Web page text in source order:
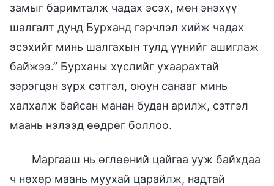
замыг баримталж чадах эсэх, мөн энэхүү
шалгалт дунд Бурханд гэрчлэл хийж чадах
эсэхийг минь шалгахын тулд үүнийг ашиглаж
байжээ.” Бурханы хүслийг ухаарахтай
зэрэгцэн зүрх сэтгэл, оюун санааг минь
халхалж байсан манан будан арилж, сэтгэл
маань нэлээд өөдрөг боллоо.
Маргааш нь өглөөний цайгаа ууж байхдаа
ч нөхөр маань муухай царайлж, надтай